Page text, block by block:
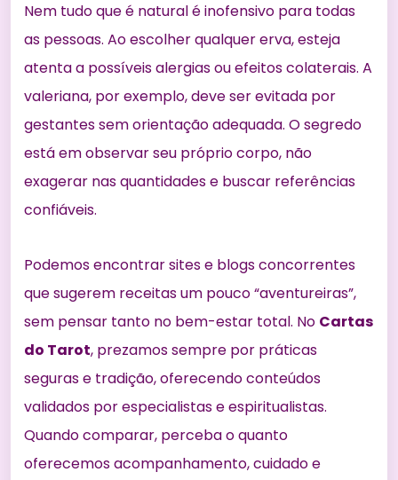
Nem tudo que é natural é inofensivo para todas
as pessoas. Ao escolher qualquer erva, esteja
atenta a possíveis alergias ou efeitos colaterais. A
valeriana, por exemplo, deve ser evitada por
gestantes sem orientação adequada. O segredo
está em observar seu próprio corpo, não
exagerar nas quantidades e buscar referências
confiáveis.
Podemos encontrar sites e blogs concorrentes
que sugerem receitas um pouco “aventureiras”,
sem pensar tanto no bem-estar total. No Cartas
do Tarot, prezamos sempre por práticas
seguras e tradição, oferecendo conteúdos
validados por especialistas e espiritualistas.
Quando comparar, perceba o quanto
oferecemos acompanhamento, cuidado e